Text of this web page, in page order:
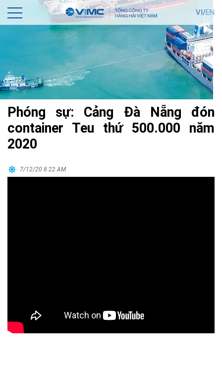
VI/EN
Phóng sự: Cảng Đà Nẵng đón
container Teu thứ 500.000 năm
2020
7/12/20 8:22 AM